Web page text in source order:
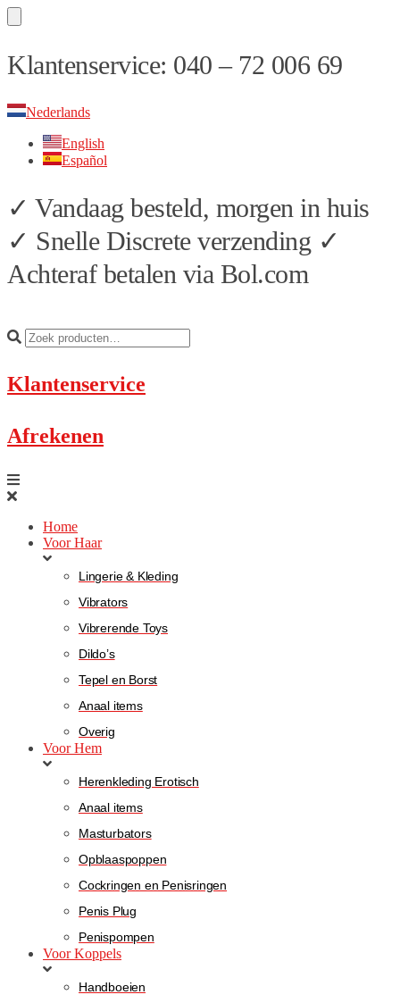
Skip
to
Skip
to
Klantenservice: 040 – 72 006 69
Nederlands
English
Español
✓ Vandaag besteld, morgen in huis
✓ Snelle Discrete verzending ✓
Achteraf betalen via Bol.com
Klantenservice
Afrekenen
Home
Voor Haar
Lingerie & Kleding
Vibrators
Vibrerende Toys
Dildo’s
Tepel en Borst
Anaal items
Overig
Voor Hem
Herenkleding Erotisch
Anaal items
Masturbators
Opblaaspoppen
Cockringen en Penisringen
Penis Plug
Penispompen
Voor Koppels
Handboeien